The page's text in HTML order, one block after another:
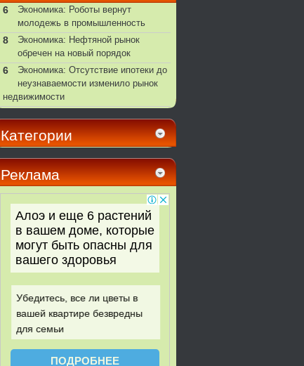
6
Экономика: Роботы вернут
молодежь в промышленность
8
Экономика: Нефтяной рынок
обречен на новый порядок
6
Экономика: Отсутствие ипотеки до
неузнаваемости изменило рынок
недвижимости
Категории
Реклама